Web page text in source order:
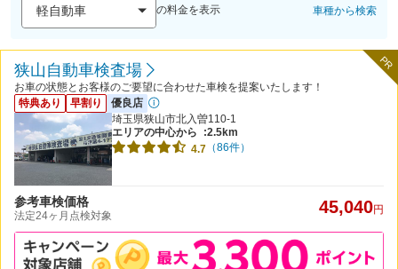
の料金を表示 車種から検索
PR
狭山自動車検査場
お車の状態とお客様のご要望に合わせた車検を提案いたします！
特典あり
早割り
優良店
埼玉県狭山市北入曽110-1
エリアの中心から
:2.5km
4.7 （86件）
参考車検価格
法定24ヶ月点検対象 45,040円